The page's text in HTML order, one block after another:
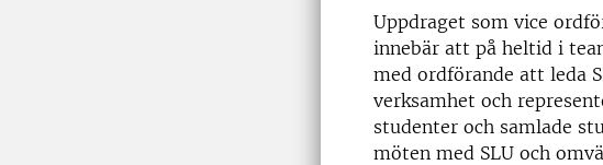
Uppdraget som vice
innebär att på heltid i
med ordförande att leda
verksamhet och
studenter och samlade
möten med SLU och